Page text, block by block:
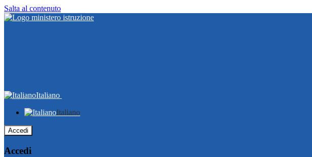
Salta al contenuto
Italiano
Italiano
Accedi
Accedi